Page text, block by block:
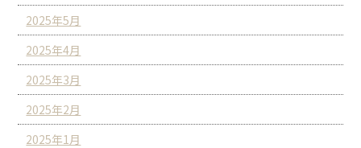
2025年5月
2025年4月
2025年3月
2025年2月
2025年1月